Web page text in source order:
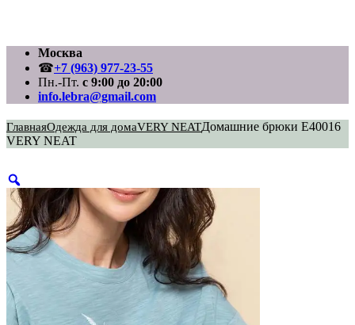
Перейти
содержимому
Москва
☎+7 (963) 977-23-55
Пн.-Пт. с 9:00 до 20:00
info.lebra@gmail.com
ГлавнаяОдежда для домаVERY NEATДомашние брюки E40016
VERY NEAT